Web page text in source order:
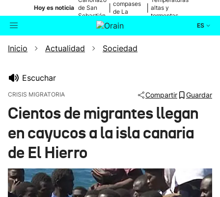
Hoy es noticia de San
Sebastián
compases
de La
altas y
tormentas
ES
Buscador Actualidad
Ikusmiran
Inicio Actualidad Sociedad
Escuchar
CRISIS MIGRATORIA Compartir Guardar
Cientos de migrantes llegan
en cayucos a la isla canaria
de El Hierro